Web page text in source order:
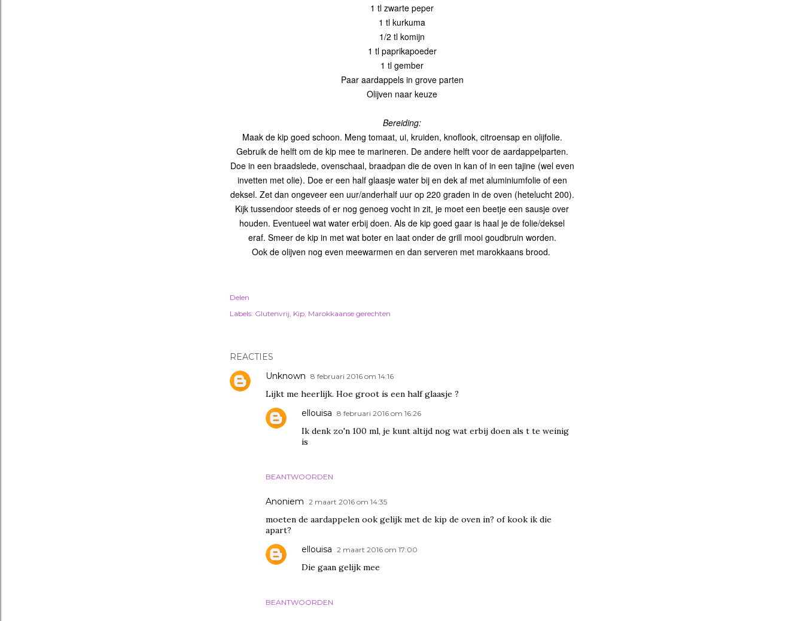
1 tl zwarte peper
1 tl kurkuma
1/2 tl komijn
1 tl paprikapoeder
1 tl gember
Paar aardappels in grove parten
Olijven naar keuze
Bereiding:
Maak de kip goed schoon. Meng tomaat, ui, kruiden, knoflook, citroensap en olijfolie.
Gebruik de helft om de kip mee te marineren. De andere helft voor de aardappelparten.
Doe in een braadslede, ovenschaal, braadpan die de oven in kan of in een tajine (wel even
invetten met olie). Doe er een half glaasje water bij en dek af met aluminiumfolie of een
deksel. Zet dan ongeveer een uur/anderhalf uur op 220 graden in de oven (hetelucht 200).
Kijk tussendoor steeds of er nog genoeg vocht in zit, je moet een beetje een sausje over
houden. Eventueel wat water erbij doen. Als de kip goed gaar is haal je de folie/deksel
eraf. Smeer de kip in met wat boter en laat onder de grill mooi goudbruin worden.
Ook de olijven nog even meewarmen en dan serveren met marokkaans brood.
Delen
Labels: Glutenvrij Kip Marokkaanse gerechten
REACTIES
Unknown 8 februari 2016 om 14:16
Lijkt me heerlijk. Hoe groot is een half glaasje ?
BEANTWOORDEN
ellouisa 8 februari 2016 om 16:26
Ik denk zo'n 100 ml, je kunt altijd nog wat erbij doen als t te weinig
is
Anoniem 2 maart 2016 om 14:35
moeten de aardappelen ook gelijk met de kip de oven in? of kook ik die
apart?
BEANTWOORDEN
ellouisa 2 maart 2016 om 17:00
Die gaan gelijk mee